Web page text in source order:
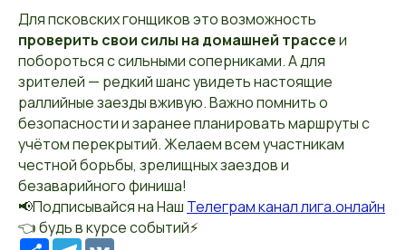
Для псковских гонщиков это возможность
проверить свои силы на домашней трассеи
побороться с сильными соперниками. А для
зрителей — редкий шанс увидеть настоящие
раллийные заезды вживую. Важно помнить о
безопасности и заранее планировать маршруты с
учётом перекрытий. Желаем всем участникам
честной борьбы, зрелищных заездов и
безаварийного финиша!
📢Подписывайся на Наш Телеграм канал лига.онлайн
👈 будь в курсе событий⚡️
РесурсTelegram